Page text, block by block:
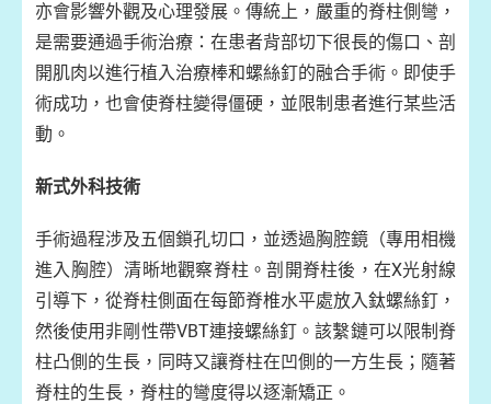
亦會影響外觀及心理發展。傳統上，嚴重的脊柱側彎，
是需要通過手術治療：在患者背部切下很長的傷口、剖
開肌肉以進行植入治療棒和螺絲釘的融合手術。即使手
術成功，也會使脊柱變得僵硬，並限制患者進行某些活
動。
新式外科技術
手術過程涉及五個鎖孔切口，並透過胸腔鏡（專用相機
進入胸腔）清晰地觀察脊柱。剖開脊柱後，在X光射線
引導下，從脊柱側面在每節脊椎水平處放入鈦螺絲釘，
然後使用非剛性帶VBT連接螺絲釘。該繫鏈可以限制脊
柱凸側的生長，同時又讓脊柱在凹側的一方生長；隨著
脊柱的生長，脊柱的彎度得以逐漸矯正。